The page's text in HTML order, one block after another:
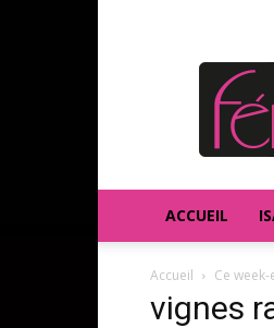
FEMIVIN
ACCUEIL
Accueil Ce
vignes